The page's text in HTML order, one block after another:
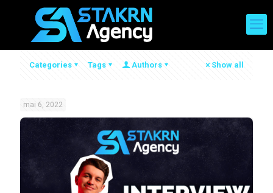
Categories Tags Authors Show all
mai 6, 2022